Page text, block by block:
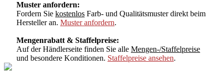
Muster anfordern:
Fordern Sie kostenlos Farb- und Qualitätsmuster direkt beim
Hersteller an. Muster anfordern.
Mengenrabatt & Staffelpreise:
Auf der Händlerseite finden Sie alle Mengen-/Staffelpreise
und besondere Konditionen. Staffelpreise ansehen.